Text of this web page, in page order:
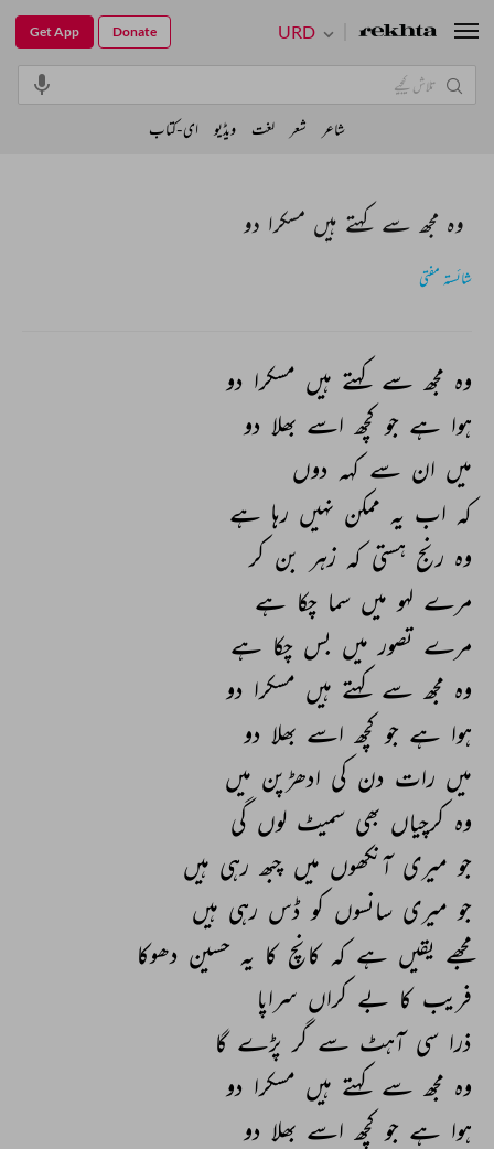
وہ مجھ سے کہتے ہیں مسکرا دو
شائستہ مفتی
وہ مجھ سے کہتے ہیں مسکرا دو
ہوا ہے جو کچھ اسے بھلا دو
میں ان سے کہہ دوں
کہ اب یہ ممکن نہیں رہا ہے
وہ رنج ہستی کہ زہر بن کر
مرے لہو میں سما چکا ہے
مرے تصور میں بس چکا ہے
وہ مجھ سے کہتے ہیں مسکرا دو
ہوا ہے جو کچھ اسے بھلا دو
میں رات دن کی ادھڑپن میں
وہ کرچیاں بھی سمیٹ لوں گی
جو میری آنکھوں میں چبھ رہی ہیں
جو میری سانسوں کو ڈس رہی ہیں
مجھے یقیں ہے کہ کانچ کا یہ حسین دھوکا
فریب کا بے کراں سراپا
ذرا سی آہٹ سے گر پڑے گا
وہ مجھ سے کہتے ہیں مسکرا دو
ہوا ہے جو کچھ اسے بھلا دو
URD
Get App Donate
شاعر شعر لغت ویڈیو ای-کتاب